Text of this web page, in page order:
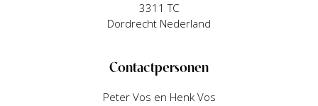
3311 TC
Dordrecht Nederland
Contactpersonen
Peter Vos en Henk Vos